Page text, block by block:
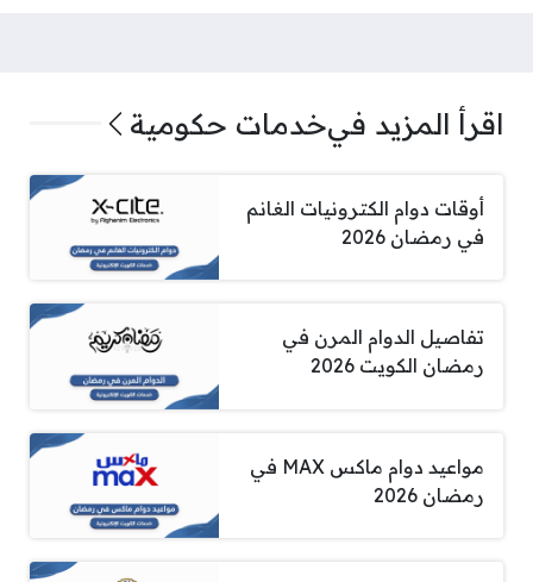
اقرأ المزيد فيخدمات حكومية
أوقات دوام الكترونيات الغانم
في رمضان 2026
تفاصيل الدوام المرن في
رمضان الكويت 2026
مواعيد دوام ماكس MAX في
رمضان 2026